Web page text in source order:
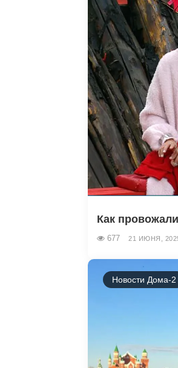
Как
677 21 ИЮНЯ,
Новости Дома-2